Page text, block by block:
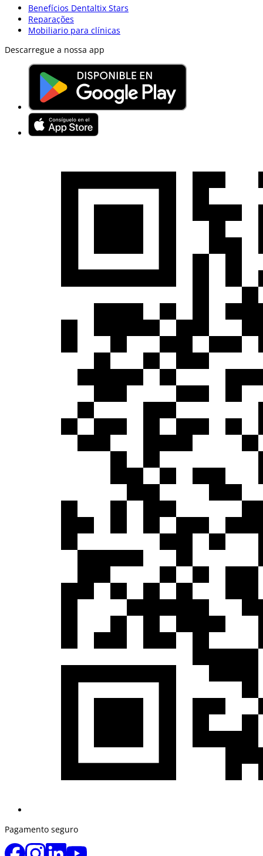
Benefícios Dentaltix Stars
Reparações
Mobiliario para clínicas
Descarregue a nossa app
Pagamento seguro